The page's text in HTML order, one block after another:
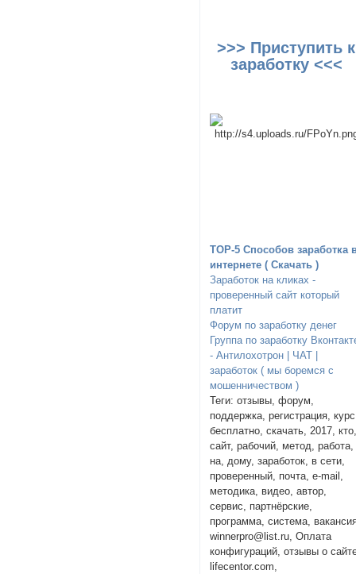
>>> Приступить к
заработку <<<
TOP-5 Способов заработка
интернете ( Скачать )
Заработок на кликах -
проверенный сайт который
платит
Форум по заработку денег
Группа по заработку
- Антилохотрон | ЧАТ |
заработок ( мы боремся с
мошенничеством )
Теги: отзывы, форум,
поддержка, регистрация,
бесплатно, скачать, 2017,
сайт, рабочий, метод, работа,
на, дому, заработок, в сети,
проверенный, почта, e-mail,
методика, видео, автор,
сервис, партнёрские,
программа, система,
winnerpro@list.ru, Оплата
конфигураций, отзывы о
lifecentor.com,